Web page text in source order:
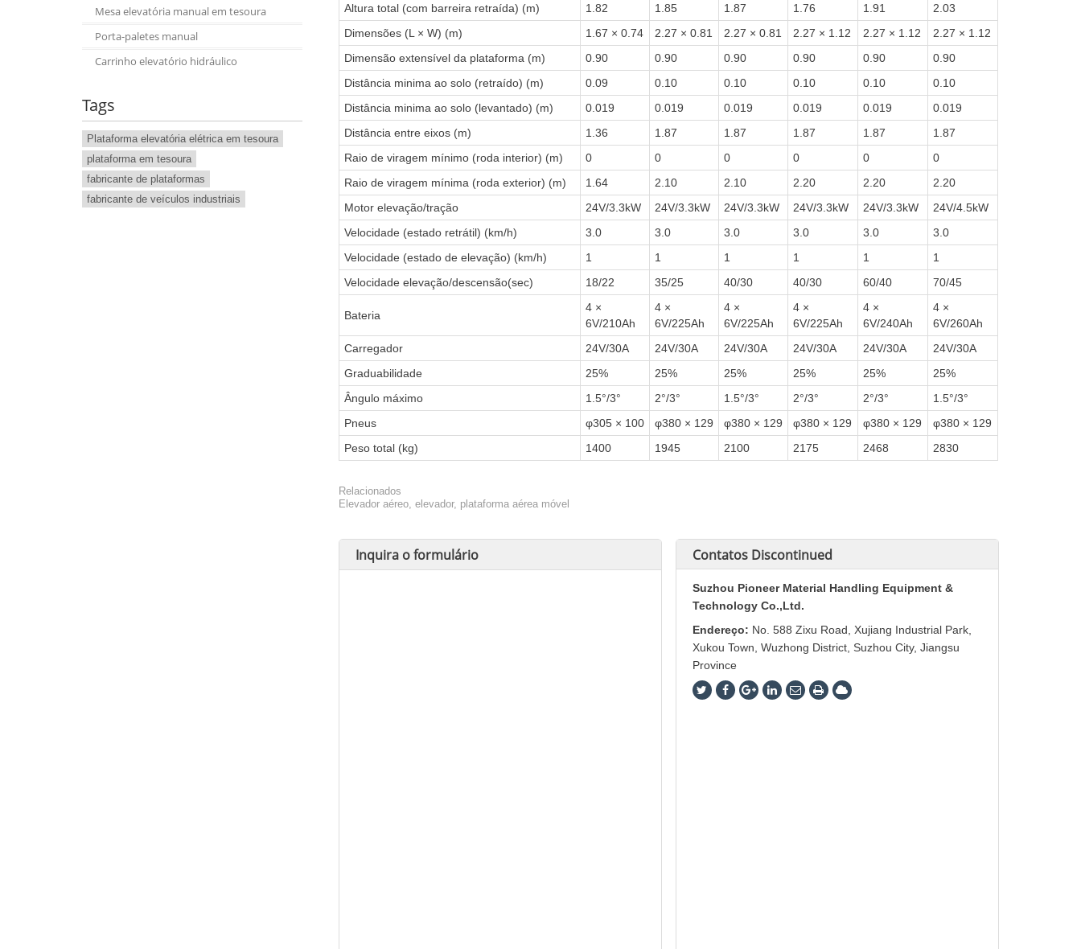
Altura total (com barreira retraída) (m) 1.82 1.85 1.87 1.76 1.91
2.03
Dimensões (L × W) (m)
1.67 × 0.74 2.27 × 0.81 2.27 × 0.81 2.27 × 1.12 2.27 × 1.12
2.27 × 1.12
Dimensão extensível da plataforma (m)
0.90 0.90 0.90 0.90 0.90
0.90
Distância minima ao solo (retraído) (m)
0.09 0.10 0.10 0.10 0.10
0.10
Distância minima ao solo (levantado) (m)
0.019 0.019 0.019 0.019 0.019
0.019
Distância entre eixos (m)
1.36 1.87 1.87 1.87 1.87
1.87
Raio de viragem mínimo (roda interior) (m)
0 0 0 0 0
0
Raio de viragem mínima (roda exterior) (m)
1.64 2.10 2.10 2.20 2.20
2.20
Motor elevação/tração
24V/3.3kW 24V/3.3kW 24V/3.3kW 24V/3.3kW 24V/3.3kW
24V/4.5kW
Velocidade (estado retrátil) (km/h)
3.0 3.0 3.0 3.0 3.0
3.0
Velocidade (estado de elevação) (km/h)
1 1 1 1 1
1
Velocidade elevação/descensão(sec)
18/22 35/25 40/30 40/30 60/40 70/45
Bateria
4 ×
6V/210Ah
4 ×
6V/225Ah
4 ×
6V/225Ah
4 ×
6V/225Ah
4 ×
6V/240Ah
4 ×
6V/260Ah
Carregador
24V/30A 24V/30A 24V/30A 24V/30A 24V/30A
24V/30A
Graduabilidade
25% 25% 25% 25% 25%
25%
Ângulo máximo
1.5°/3° 2°/3° 1.5°/3° 2°/3° 2°/3°
1.5°/3°
Pneus
φ305 × 100 φ380 × 129 φ380 × 129 φ380 × 129 φ380 × 129
φ380 × 129
Peso total (kg)
1400 1945 2100 2175 2468 2830
Relacionados
Elevador aéreo, elevador, plataforma aérea móvel
Inquira o formulário Contatos Discontinued
Suzhou Pioneer Material Handling Equipment &
Technology Co.,Ltd.
Endereço: No. 588 Zixu Road, Xujiang Industrial Park,
Xukou Town, Wuzhong District, Suzhou City, Jiangsu
Province
Mesa elevatória manual em tesoura
Porta-paletes manual
Carrinho elevatório hidráulico
Tags
Plataforma elevatória elétrica em tesoura
plataforma em tesoura
fabricante de plataformas
fabricante de veículos industriais